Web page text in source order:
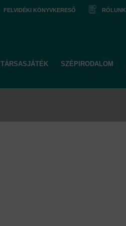
FELVIDÉKI KÖNYVKERESŐ RÓLUNK
TÁRSASJÁTÉK SZÉPIRODALOM